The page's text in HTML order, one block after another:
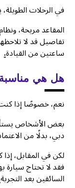
في الرحلات
المقاعد مريحة،
تفاصيل قد لا
ساعتين من القيادة.
هل هي مناسبة
نعم، خصوصًا إذا
بعض الأشخاص
دبي، بدلًا من
لكن في المقابل،
فقد لا تحتاج سيارة
السائقين بعد التجربة